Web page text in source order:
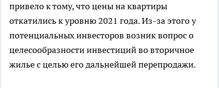
привело к тому, что цены на квартиры
откатились к уровню 2021 года. Из-за этого у
потенциальных инвесторов возник вопрос о
целесообразности инвестиций во вторичное
жилье с целью его дальнейшей перепродажи.